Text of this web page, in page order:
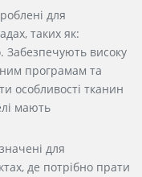
для
таких як:
Забезпечують високу
програмам та
особливості тканин
мають
для
де потрібно прати